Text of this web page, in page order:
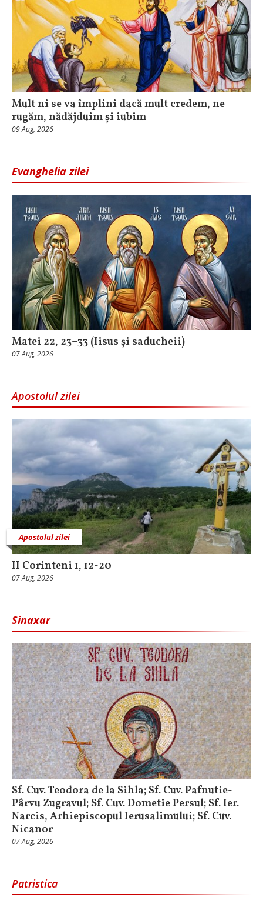
Mult ni se va împlini dacă mult credem, ne
rugăm, nădăjduim și iubim
09 Aug, 2026
Evanghelia zilei
Matei 22, 23–33 (Iisus și saducheii)
07 Aug, 2026
Apostolul zilei
Apostolul zilei
II Corinteni 1, 12-20
07 Aug, 2026
Sinaxar
Sf. Cuv. Teodora de la Sihla; Sf. Cuv. Pafnutie-
Pârvu Zugravul; Sf. Cuv. Dometie Persul; Sf. Ier.
Narcis, Arhiepiscopul Ierusalimului; Sf. Cuv.
Nicanor
07 Aug, 2026
Patristica